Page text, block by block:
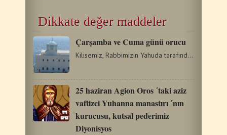
Dikkate değer maddeler
Çarşamba ve Cuma günü orucu
Kilisemiz, Rabbimizin Yahuda tarafından ihanete uğradığı…
25 haziran Agion Oros ΄taki aziz
vaftizci Yuhanna manastırı ΄nın
kurucusu, kutsal pederimiz
Diyonisyos